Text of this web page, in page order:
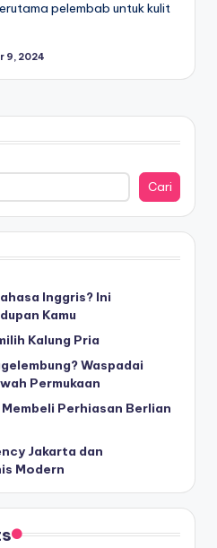
pelembab untuk kulit
9, 2024
Cari
Inggris? Ini
Kamu
Kalung Pria
Waspadai
Permukaan
Perhiasan Berlian
Jakarta dan
Modern